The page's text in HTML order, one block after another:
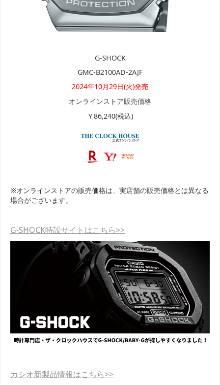
G-SHOCK
GMC-B2100AD-2AJF
2024年10月29日(火)発売
オンラインストア販売価格
￥86,240(税込)
※オンラインストアの販売価格は、実店舗の販売価格とは異なる
場合がございます。
G-SHOCK特設サイトはこちら>>
カシオ新製品情報はこちら>>